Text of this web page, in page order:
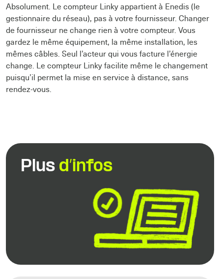
Absolument. Le compteur Linky appartient à Enedis (le
gestionnaire du réseau), pas à votre fournisseur. Changer
de fournisseur ne change rien à votre compteur. Vous
gardez le même équipement, la même installation, les
mêmes câbles. Seul l’acteur qui vous facture l’énergie
change. Le compteur Linky facilite même le changement
puisqu’il permet la mise en service à distance, sans
rendez-vous.
Plus d’infos